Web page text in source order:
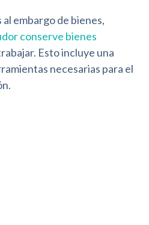
embargo de bienes,
conserve bienes
Esto incluye una
necesarias para el